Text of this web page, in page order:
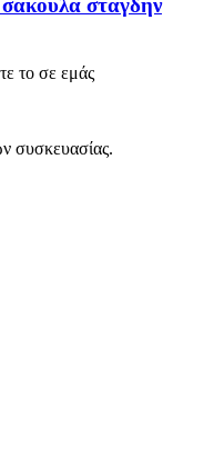
στάγδην
το σε εμάς
συσκευασίας.